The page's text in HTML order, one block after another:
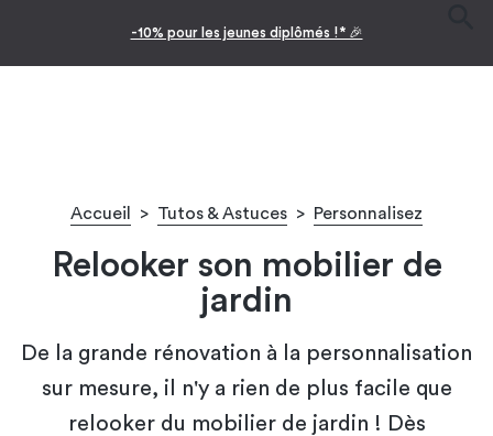
-10% pour les jeunes diplômés !* 🎉
Accueil > Tutos & Astuces > Personnalisez
Relooker son mobilier de
jardin
De la grande rénovation à la personnalisation
sur mesure, il n'y a rien de plus facile que
relooker du mobilier de jardin ! Dès